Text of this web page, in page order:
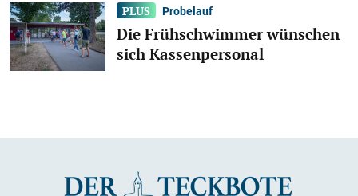
Probelauf
Die Frühschwimmer wünschen
sich Kassenpersonal